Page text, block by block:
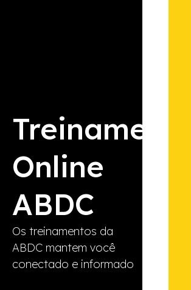
Treinamentos
Online
ABDC
Os treinamentos da
ABDC mantem você
conectado e informado